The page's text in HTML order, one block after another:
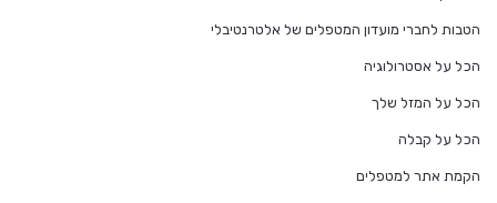
הטבות לחברי מועדון המטפלים של אלטרנטיבלי
הכל על אסטרולוגיה
הכל על המזל שלך
הכל על קבלה
הקמת אתר למטפלים